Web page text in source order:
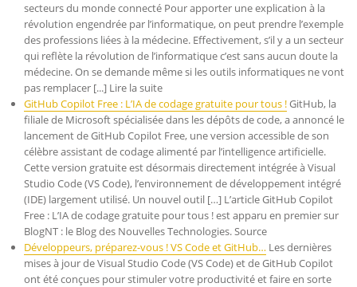
secteurs du monde connecté Pour apporter une explication à la
révolution engendrée par l’informatique, on peut prendre l’exemple
des professions liées à la médecine. Effectivement, s’il y a un secteur
qui reflète la révolution de l’informatique c’est sans aucun doute la
médecine. On se demande même si les outils informatiques ne vont
pas remplacer [...] Lire la suite
GitHub Copilot Free : L’IA de codage gratuite pour tous !GitHub, la
filiale de Microsoft spécialisée dans les dépôts de code, a annoncé le
lancement de GitHub Copilot Free, une version accessible de son
célèbre assistant de codage alimenté par l’intelligence artificielle.
Cette version gratuite est désormais directement intégrée à Visual
Studio Code (VS Code), l’environnement de développement intégré
(IDE) largement utilisé. Un nouvel outil […] L’article GitHub Copilot
Free : L’IA de codage gratuite pour tous ! est apparu en premier sur
BlogNT : le Blog des Nouvelles Technologies. Source
Développeurs, préparez-vous ! VS Code et GitHub… Les dernières
mises à jour de Visual Studio Code (VS Code) et de GitHub Copilot
ont été conçues pour stimuler votre productivité et faire en sorte